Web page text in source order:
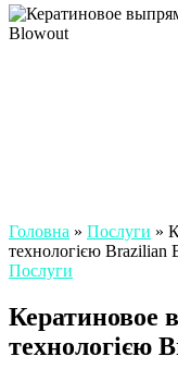
Головна » Послуги »
технологією Brazilian
Послуги
Кератиновое
технологією